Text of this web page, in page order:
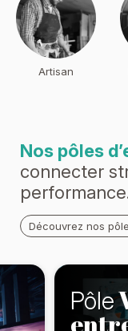
Artisan
Nos pôles
connecter
Découvrez nos
Pôle